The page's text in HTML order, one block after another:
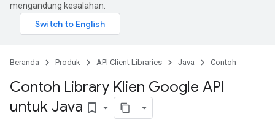
mengandung kesalahan.
Beranda Produk API Client Libraries Java Contoh
Contoh Library Klien Google API
untuk Java bookmark_border